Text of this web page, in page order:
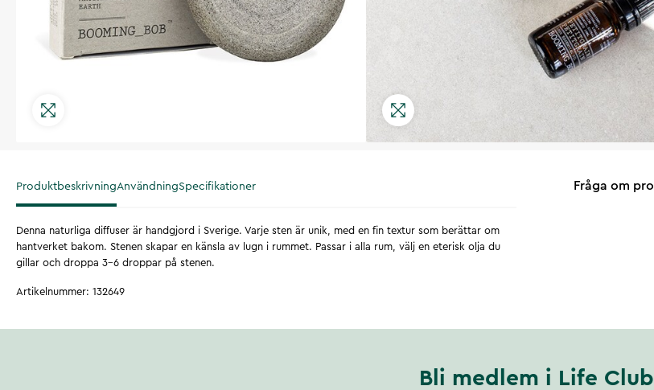
ProduktbeskrivningAnvändningSpecifikationer
Denna naturliga diffuser är handgjord i Sverige. Varje sten är unik, med en fin textur som berättar om
hantverket bakom. Stenen skapar en känsla av lugn i rummet. Passar i alla rum, välj en eterisk olja du
gillar och droppa 3-6 droppar på stenen.
Artikelnummer: 132649
Fråga om
Bli medlem i Life